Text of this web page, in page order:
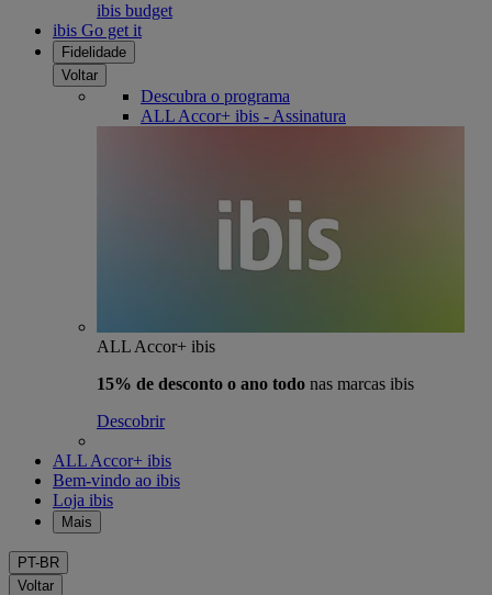
ibis budget
ibis Go get it
Fidelidade
Voltar
Descubra o programa
ALL Accor+ ibis - Assinatura
ALL Accor+ ibis
15% de desconto o ano todo nas marcas ibis
Descobrir
ALL Accor+ ibis
Bem-vindo ao ibis
Loja ibis
Mais
PT-BR
Voltar